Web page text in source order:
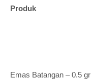
Emas Batangan